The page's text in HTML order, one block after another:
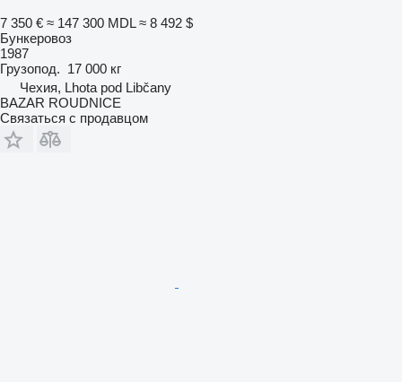
7 350 € ≈ 147 300 MDL ≈ 8 492 $
Бункеровоз
1987
Грузопод. 17 000 кг
Чехия, Lhota pod Libčany
BAZAR ROUDNICE
Связаться с продавцом